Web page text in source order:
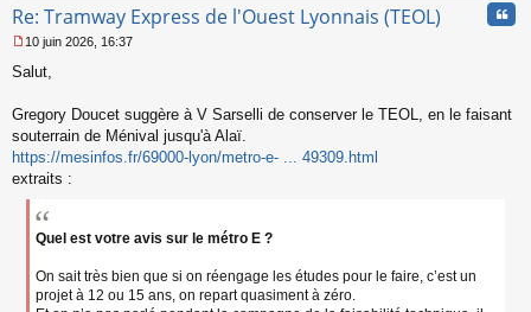
o
l
u
Re: Tramway Express de l'Ouest Lyonnais (TEOL)
e
s
g
e
n
o
10 juin 2026, 16:37
Salut,
Gregory Doucet suggère à V Sarselli de conserver le TEOL, en le faisant
souterrain de Ménival jusqu'à Alaï.
https://mesinfos.fr/69000-lyon/metro-e- ... 49309.html
extraits :
Quel est votre avis sur le métro E ?
On sait très bien que si on réengage les études pour le faire, c’est un
projet à 12 ou 15 ans, on repart quasiment à zéro.